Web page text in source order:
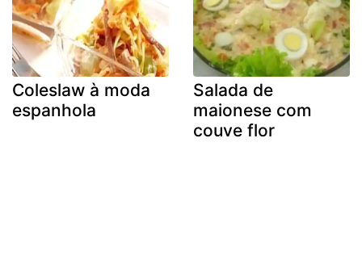
Coleslaw à moda
espanhola
Salada de
maionese com
couve flor